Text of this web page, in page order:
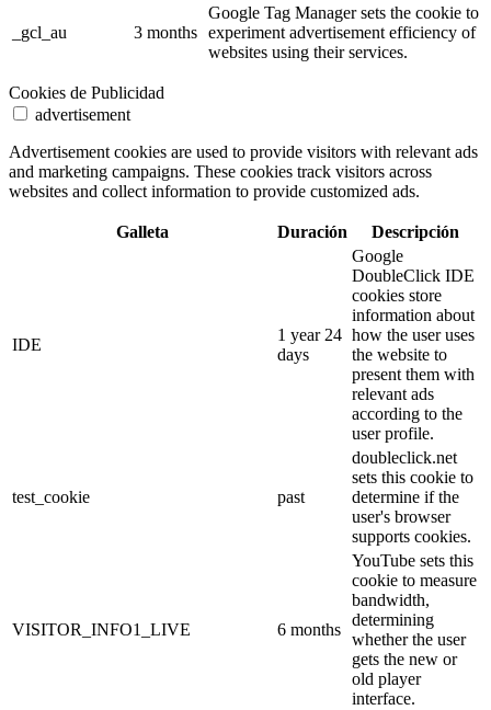
_gcl_au 3 months
Google Tag Manager sets the cookie to
experiment advertisement efficiency of
websites using their services.
Cookies de Publicidad
advertisement
Advertisement cookies are used to provide visitors with relevant ads
and marketing campaigns. These cookies track visitors across
websites and collect information to provide customized ads.
Galleta Duración Descripción
IDE
1 year 24
days
Google
DoubleClick IDE
cookies store
information about
how the user uses
the website to
present them with
relevant ads
according to the
user profile.
test_cookie past
doubleclick.net
sets this cookie to
determine if the
user's browser
supports cookies.
VISITOR_INFO1_LIVE 6 months
YouTube sets this
cookie to measure
bandwidth,
determining
whether the user
gets the new or
old player
interface.